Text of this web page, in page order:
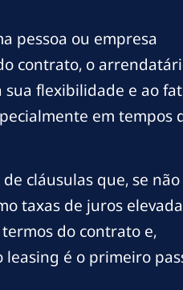
pessoa ou empresa
contrato, o
flexibilidade e ao
em tempos
cláusulas que, se
taxas de juros
do contrato e,
é o primeiro